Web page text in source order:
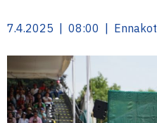
7.4.2025 | 08:00 | Ennakot